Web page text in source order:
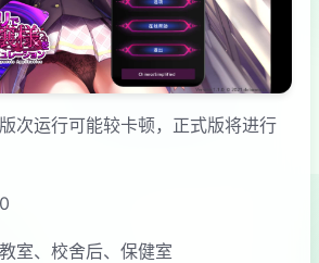
次运行可能较卡顿，正式版将进行
室、校舍后、保健室